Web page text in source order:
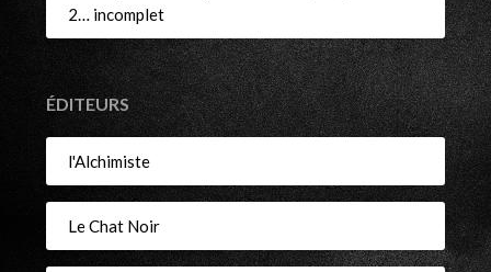
2… incomplet
ÉDITEURS
l'Alchimiste
Le Chat Noir